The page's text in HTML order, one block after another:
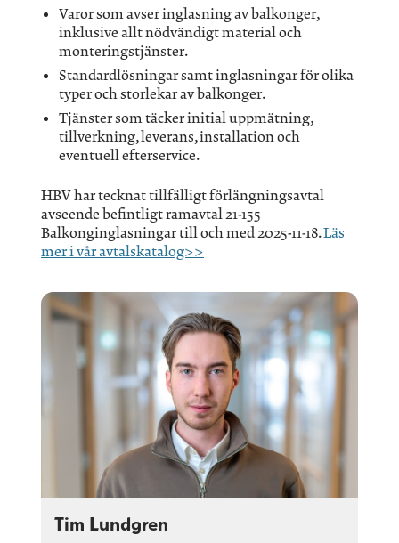
Varor som avser inglasning av balkonger,
inklusive allt nödvändigt material och
monteringstjänster.
Standardlösningar samt inglasningar för olika
typer och storlekar av balkonger.
Tjänster som täcker initial uppmätning,
tillverkning, leverans, installation och
eventuell efterservice.
HBV har tecknat tillfälligt förlängningsavtal
avseende befintligt ramavtal 21-155
Balkonginglasningar till och med 2025-11-18.Läs
mer i vår avtalskatalog>>
Tim Lundgren